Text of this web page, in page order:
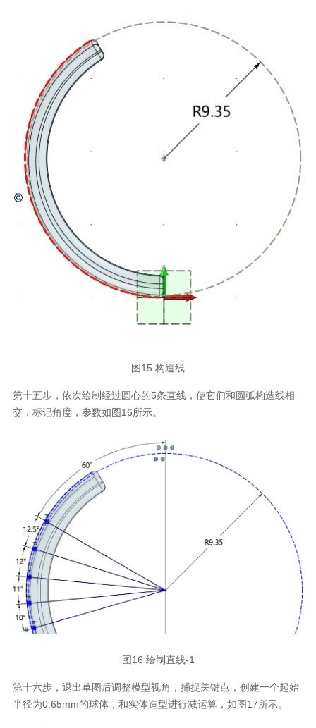
图15 构造线
第十五步，依次绘制经过圆心的5条直线，使它们和圆弧构造线相
交，标记角度，参数如图16所示。
图16 绘制直线-1
第十六步，退出草图后调整模型视角，捕捉关键点，创建一个起始
半径为0.65mm的球体，和实体造型进行减运算，如图17所示。